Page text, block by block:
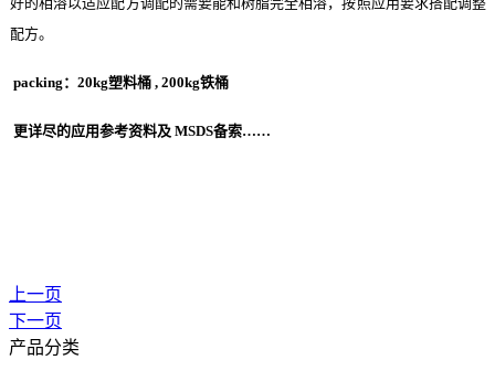
配方。
packing ： 20kg塑料桶 , 200kg铁桶
更详尽的应用参考资料及 MSDS备索……
上一页
下一页
产品分类